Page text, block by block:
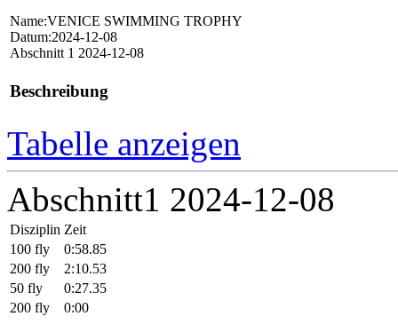
Name:VENICE SWIMMING TROPHY
Datum:2024-12-08
Abschnitt 1 2024-12-08
Beschreibung
Tabelle anzeigen
Abschnitt1 2024-12-08
Disziplin Zeit
100 fly
0:58.85
200 fly
2:10.53
50 fly
0:27.35
200 fly
0:00